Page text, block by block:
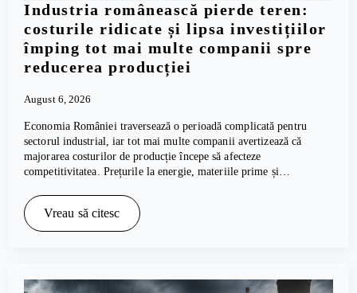
Industria românească pierde teren:
costurile ridicate și lipsa investițiilor
împing tot mai multe companii spre
reducerea producției
August 6, 2026
Economia României traversează o perioadă complicată pentru
sectorul industrial, iar tot mai multe companii avertizează că
majorarea costurilor de producție începe să afecteze
competitivitatea. Prețurile la energie, materiile prime și…
Vreau să citesc